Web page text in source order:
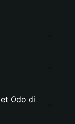
Odo di